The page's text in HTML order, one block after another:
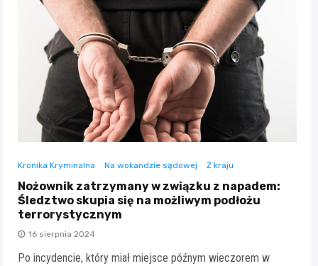
Kronika Kryminalna Na wokandzie sądowej Z kraju
Nożownik zatrzymany w związku z napadem:
Śledztwo skupia się na możliwym podłożu
terrorystycznym
16 sierpnia 2024
Po incydencie, który miał miejsce późnym wieczorem w